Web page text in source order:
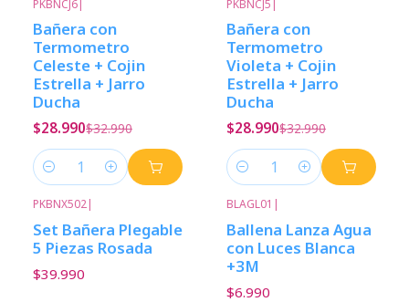
PKBNCJ6|
Bañera con
Termometro
Celeste + Cojin
Estrella + Jarro
Ducha
$28.990$32.990
Cantidad
PKBNCJ5 |
Bañera con
Termometro
Violeta + Cojin
Estrella + Jarro
Ducha
$28.990$32.990
Cantidad
PKBNX502|
Set Bañera Plegable
5 Piezas Rosada
$39.990
BLAGL01 |
Ballena Lanza Agua
con Luces Blanca
+3M
$6.990